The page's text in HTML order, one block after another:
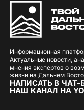
Информационная
Актуальные новости,
мнения экспертов о
жизни на Дальнем
НАПИСАТЬ В ЧАТ-
НАШ КАНАЛ НА